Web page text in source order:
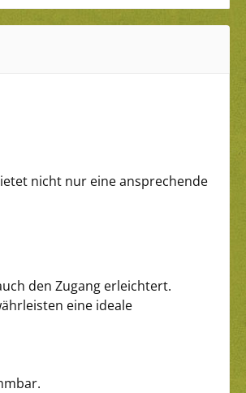
nicht nur eine ansprechende
den Zugang erleichtert.
eine ideale